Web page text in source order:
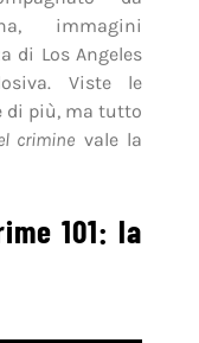
immagini
di Los Angeles
Viste le
di più, ma tutto
crimine vale la
101: la